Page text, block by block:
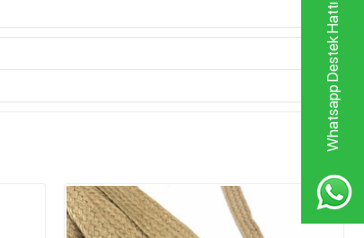
Whatsapp Destek Hattı